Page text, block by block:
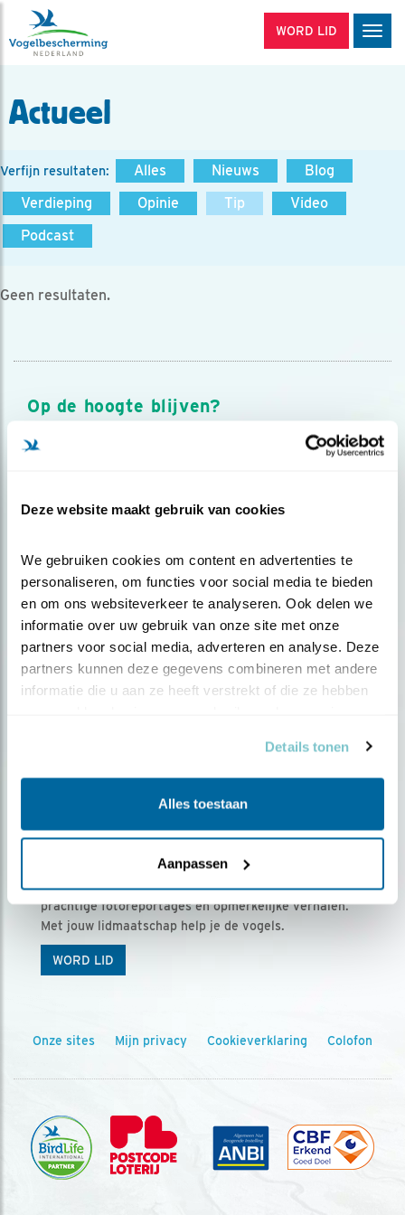
Deze website maakt gebruik van cookies
We gebruiken cookies om content en advertenties te
personaliseren, om functies voor social media te bieden
en om ons websiteverkeer te analyseren. Ook delen we
informatie over uw gebruik van onze site met onze
partners voor social media, adverteren en analyse. Deze
partners kunnen deze gegevens combineren met andere
informatie die u aan ze heeft verstrekt of die ze hebben
Details tonen
Alles toestaan
Aanpassen
WORD LID
Actueel
Verfijn resultaten: Alles Nieuws
Blog
Verdieping
Opinie Tip
Video
Podcast
Geen resultaten.
Op de hoogte blijven?
Meld je aan en ontvang nieuws, inspiratie, acties en tips
over vogels en activiteiten van Vogelbescherming.
Ontvang 5 x Vogels voor € 36,00 per jaar
Vogels is het tijdschrift voor onze leden, met
prachtige fotoreportages en opmerkelijke verhalen.
Met jouw lidmaatschap help je de vogels.
WORD LID
Onze sites Mijn privacy Cookieverklaring Colofon